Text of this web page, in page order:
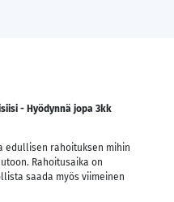
- Hyödynnä jopa 3kk
edullisen rahoituksen mihin
Rahoitusaika on
saada myös viimeinen